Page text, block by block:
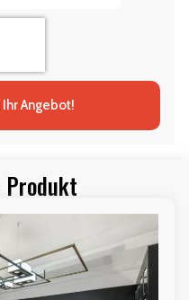
Angebot!
Produkt